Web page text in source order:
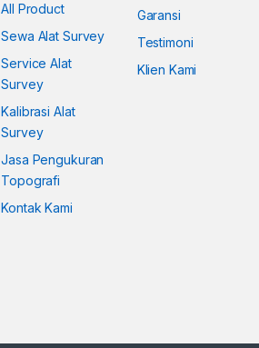
All Product
Sewa Alat Survey
Service Alat
Survey
Kalibrasi Alat
Survey
Jasa Pengukuran
Topografi
Kontak Kami
Garansi
Testimoni
Klien Kami